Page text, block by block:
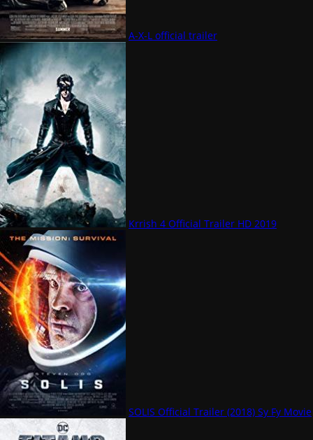
A-X-L official trailer
Krrish 4 Official Trailer HD 2019
SOLIS Official Trailer (2018) Sy Fy Movie